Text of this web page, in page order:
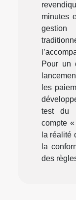
minutes
Pour un
les
test du
compte
la réalité
la
des